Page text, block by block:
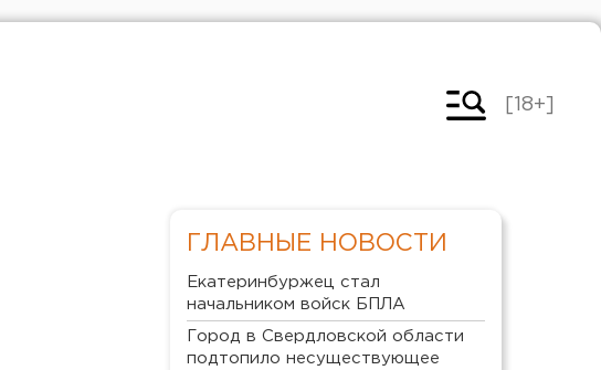
[18+]
ГЛАВНЫЕ НОВОСТИ
Екатеринбуржец стал
начальником войск БПЛА
Город в Свердловской области
подтопило несуществующее